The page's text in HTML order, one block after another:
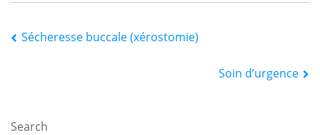
Navigation
Sécheresse buccale (xérostomie)
Soin d’urgence
Search